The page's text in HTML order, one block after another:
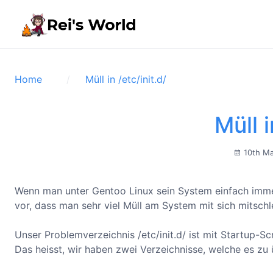
Home Müll in /etc/init.d/
Müll
10th
Wenn man unter Gentoo Linux sein System einfach
vor, dass man sehr viel Müll am System mit sich
Unser Problemverzeichnis /etc/init.d/ ist mit Startup-
Das heisst, wir haben zwei Verzeichnisse, welche es